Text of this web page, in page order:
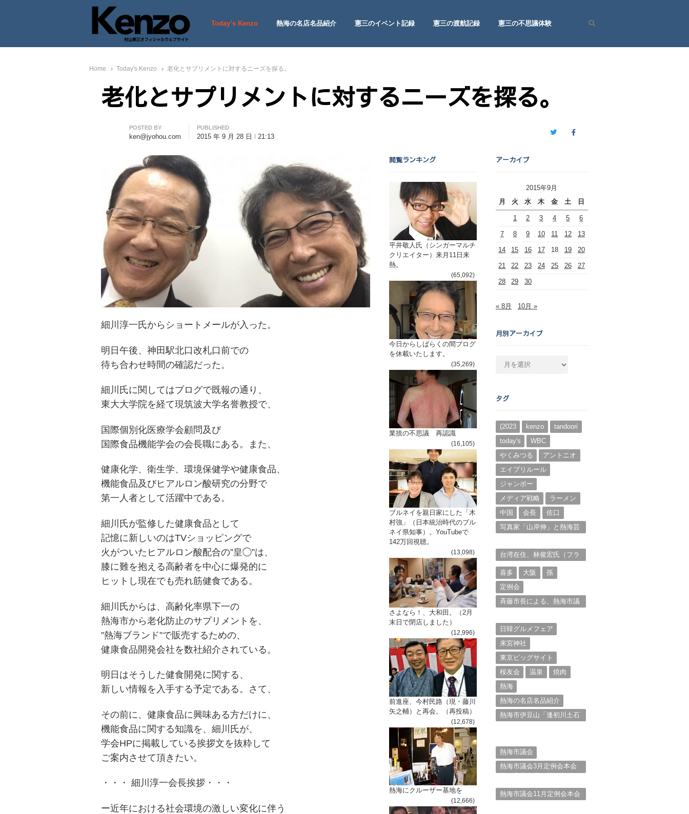
七転八起 – 村山憲三 Official Site
村山憲三ウェブサイト
Today’s Kenzo 熱海の名店名品紹介 憲三のイベント記録 憲三の渡航記録
憲三の不思議体験
Home Today's Kenzo 老化とサプリメントに対するニーズを探る。
老化とサプリメントに対するニーズを探る。
Author
POSTED BY
ken@jyohou.com
PUBLISHED
2015 年 9 月 28 日 21:13 TwitterFacebook
細川淳一氏からショートメールが入った。
明日午後、神田駅北口改札口前での
待ち合わせ時間の確認だった。
細川氏に関してはブログで既報の通り、
東大大学院を経て現筑波大学名誉教授で、
国際個別化医療学会顧問及び
国際食品機能学会の会長職にある。また、
健康化学、衛生学、環境保健学や健康食品、
機能食品及びヒアルロン酸研究の分野で
第一人者として活躍中である。
細川氏が監修した健康食品として
記憶に新しいのはTVショッピングで
火がついたヒアルロン酸配合の”皇◯”は、
膝に難を抱える高齢者を中心に爆発的に
ヒットし現在でも売れ筋健食である。
細川氏からは、高齢化率県下一の
熱海市から老化防止のサプリメントを、
”熱海ブランド”で販売するための、
健康食品開発会社を数社紹介されている。
明日はそうした健食開発に関する、
新しい情報を入手する予定である。さて、
その前に、健康食品に興味ある方だけに、
機能食品に関する知識を、細川氏が、
学会HPに掲載している挨拶文を抜粋して
ご案内させて頂きたい。
・・・ 細川淳一会長挨拶・・・
ー近年における社会環境の激しい変化に伴う
閲覧ランキング
平井敬人氏（シンガーマルチ
クリエイター）来月11日来
熱。
(65,092)
今日からしばらくの間ブログ
を休載いたします。
(35,269)
業捨の不思議 再認識
(16,105)
ブルネイを親日家にした「木
村強」（日本統治時代のブル
ネイ県知事）。YouTubeで
142万回視聴。
(13,098)
さよなら！、大和田。（2月
末日で閉店しました）
(12,996)
前進座、今村民路（現・藤川
矢之輔）と再会。（再投稿）
(12,678)
熱海にクルーザー基地を
(12,666)
アーカイブ
2015年9月
月
火 水 木 金 土 日
1 2 3 4 5 6
7 8 9 10 11 12 13
14 15 16 17 18 19 20
21 22 23 24 25 26 27
28 29 30
« 8月 10月 »
月別アーカイブ
カ
ブ
タグ
(2023 kenzo
tandoori
today's
WBC
やくみつる
アントニオ
エイプリルール
ジャンボー
メディア戦略
ラーメン
中国
会長
佐口
写真家「山岸伸」と熱海芸
台湾在住、林俊宏氏（フラ
喜多
大阪
孫
定例会
斉藤市長による、熱海市議
日韓グルメフェア
来宮神社
東京ビッグサイト
桜友会
温泉
焼肉
熱海
熱海の名店名品紹介
熱海市伊豆山「逢初川土石
熱海市議会
熱海市議会3月定例会本会
熱海市議会11月定例会本会